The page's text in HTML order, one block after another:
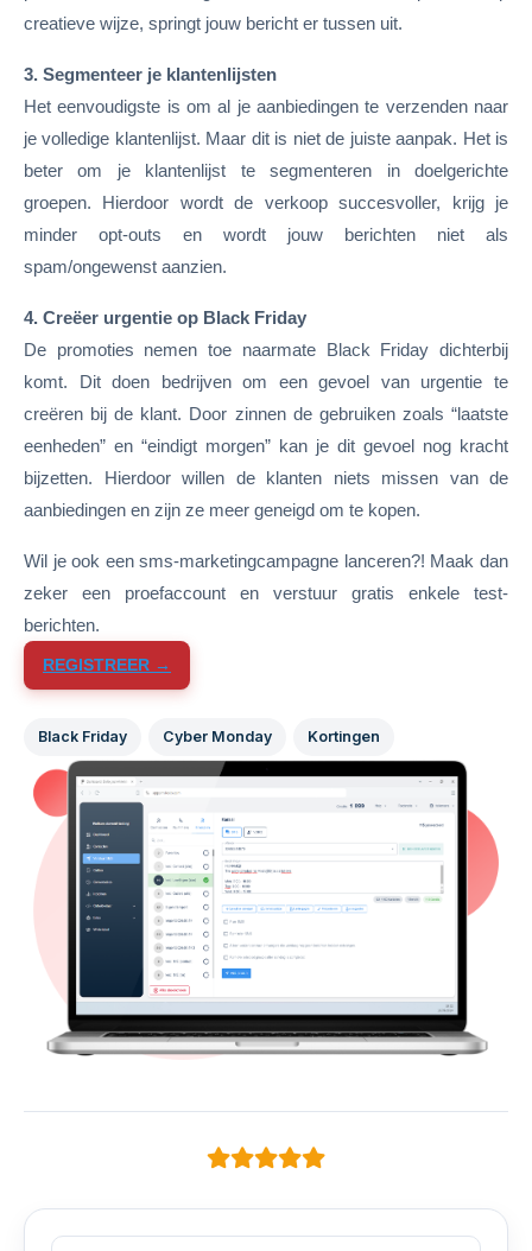
creatieve wijze, springt jouw bericht er tussen uit.
3. Segmenteer je klantenlijsten
Het eenvoudigste is om al je aanbiedingen te verzenden naar
je volledige klantenlijst. Maar dit is niet de juiste aanpak. Het is
beter om je klantenlijst te segmenteren in doelgerichte
groepen. Hierdoor wordt de verkoop succesvoller, krijg je
minder opt-outs en wordt jouw berichten niet als
spam/ongewenst aanzien.
4. Creëer urgentie op Black Friday
De promoties nemen toe naarmate Black Friday dichterbij
komt. Dit doen bedrijven om een gevoel van urgentie te
creëren bij de klant. Door zinnen de gebruiken zoals “laatste
eenheden” en “eindigt morgen” kan je dit gevoel nog kracht
bijzetten. Hierdoor willen de klanten niets missen van de
aanbiedingen en zijn ze meer geneigd om te kopen.
Wil je ook een sms-marketingcampagne lanceren?! Maak dan
zeker een proefaccount en verstuur gratis enkele test-
berichten.
REGISTREER →
Black Friday Cyber Monday Kortingen